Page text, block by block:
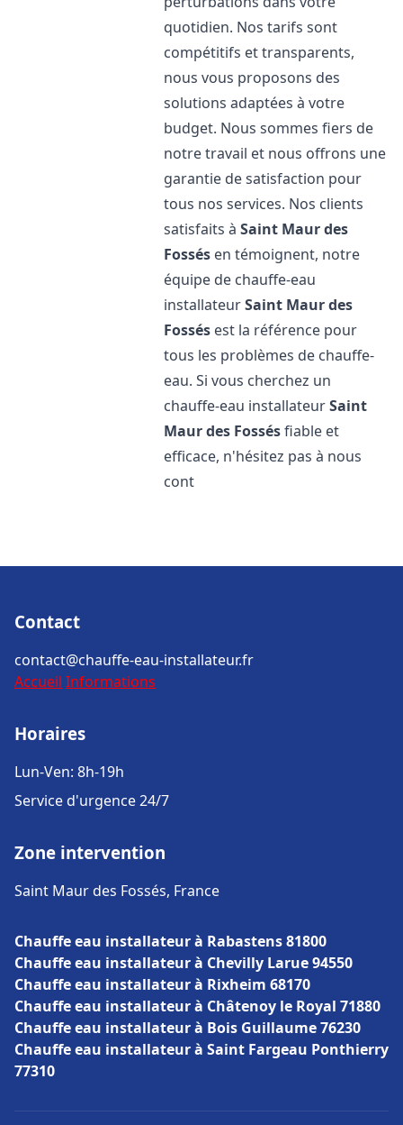
quotidien. Nos tarifs sont
compétitifs et transparents,
nous vous proposons des
solutions adaptées à votre
budget. Nous sommes fiers de
notre travail et nous offrons une
garantie de satisfaction pour
tous nos services. Nos clients
satisfaits àSaint Maur des
Fossés en témoignent, notre
équipe de chauffe-eau
installateurSaint Maur des
Fossés est la référence pour
tous les problèmes de chauffe-
eau. Si vous cherchez un
chauffe-eau installateurSaint
Maur des Fossésfiable et
efficace, n'hésitez pas à nous
cont
Contact
contact@chauffe-eau-installateur.fr
Accueil Informations
Horaires
Lun-Ven: 8h-19h
Service d'urgence 24/7
Zone intervention
Saint Maur des Fossés, France
Chauffe eau installateur à Rabastens 81800
Chauffe eau installateur à Chevilly Larue 94550
Chauffe eau installateur à Rixheim 68170
Chauffe eau installateur à Châtenoy le Royal 71880
Chauffe eau installateur à Bois Guillaume 76230
Chauffe eau installateur à Saint Fargeau Ponthierry
77310